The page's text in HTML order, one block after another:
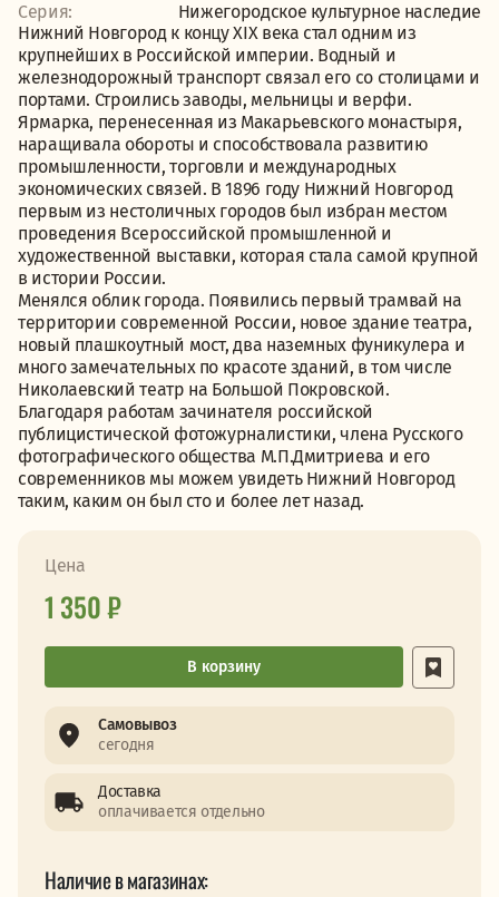
Серия:
Нижегородское культурное наследие
Нижний Новгород к концу XIX века стал одним из
крупнейших в Российской империи. Водный и
железнодорожный транспорт связал его со столицами и
портами. Строились заводы, мельницы и верфи.
Ярмарка, перенесенная из Макарьевского монастыря,
наращивала обороты и способствовала развитию
промышленности, торговли и международных
экономических связей. В 1896 году Нижний Новгород
первым из нестоличных городов был избран местом
проведения Всероссийской промышленной и
художественной выставки, которая стала самой крупной
в истории России.
Менялся облик города. Появились первый трамвай на
территории современной России, новое здание театра,
новый плашкоутный мост, два наземных фуникулера и
много замечательных по красоте зданий, в том числе
Николаевский театр на Большой Покровской.
Благодаря работам зачинателя российской
публицистической фотожурналистики, члена Русского
фотографического общества М.П.Дмитриева и его
современников мы можем увидеть Нижний Новгород
таким, каким он был сто и более лет назад.
Цена
1 350 ₽
В корзину
Самовывоз
сегодня
Доставка
оплачивается отдельно
Наличие в магазинах: